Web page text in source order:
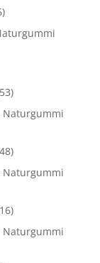
Naturgummi
Naturgummi
Naturgummi